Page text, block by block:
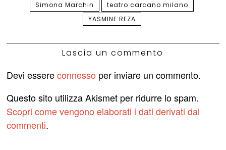
Simona Marchin
teatro carcano milano
YASMINE REZA
Lascia un commento
Devi essereconnesso per inviare un commento.
Questo sito utilizza Akismet per ridurre lo spam.
Scopri come vengono elaborati i dati derivati dai
commenti.